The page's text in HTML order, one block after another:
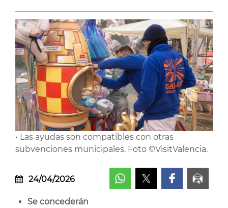
• Las ayudas son compatibles con otras
subvenciones municipales. Foto ©VisitValencia.
24/04/2026
Se concederán